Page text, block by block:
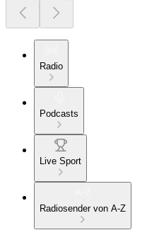
Radio
Podcasts
Live Sport
Radiosender von A-Z